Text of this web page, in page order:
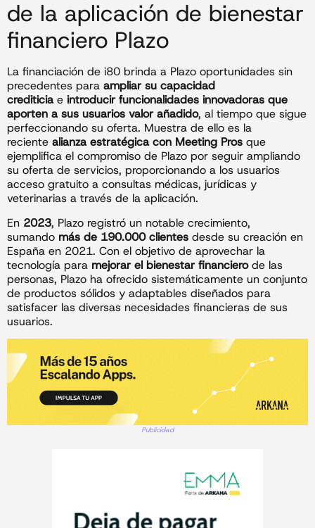
de la aplicación de bienestar
financiero Plazo
La financiación de i80 brinda a Plazo oportunidades sin
precedentes para ampliar su capacidad
crediticia e introducir funcionalidades innovadoras que
aporten a sus usuarios valor añadido, al tiempo que sigue
perfeccionando su oferta. Muestra de ello es la
reciente alianza estratégica con Meeting Pros que
ejemplifica el compromiso de Plazo por seguir ampliando
su oferta de servicios, proporcionando a los usuarios
acceso gratuito a consultas médicas, jurídicas y
veterinarias a través de la aplicación.
En 2023, Plazo registró un notable crecimiento,
sumando más de 190.000 clientes desde su creación en
España en 2021. Con el objetivo de aprovechar la
tecnología para mejorar el bienestar financierode las
personas, Plazo ha ofrecido sistemáticamente un conjunto
de productos sólidos y adaptables diseñados para
satisfacer las diversas necesidades financieras de sus
usuarios.
Publicidad